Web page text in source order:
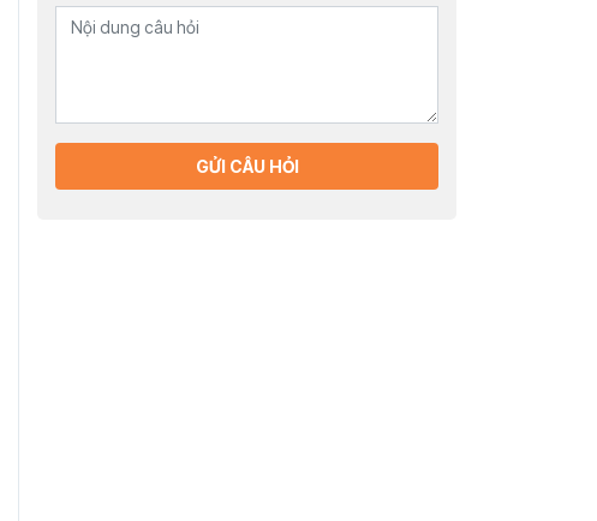
GỬI CÂU HỎI